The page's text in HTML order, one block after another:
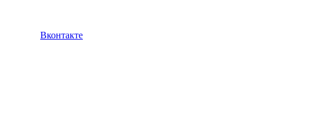
Вконтакте